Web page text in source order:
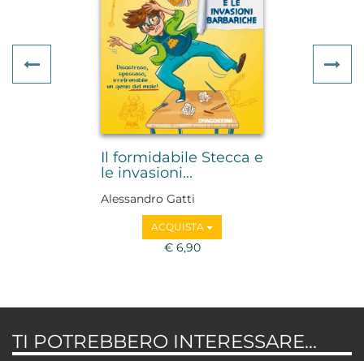
Il formidabile Stecca e
le invasioni...
Alessandro Gatti
ACQUISTA
€ 6,90
Previous
TI POTREBBERO INTERESSARE...